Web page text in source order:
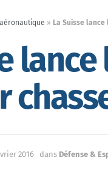
» La Suisse
2016 dans Défense &